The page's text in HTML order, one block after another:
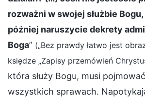
rozważni w swojej służbie
później naruszycie dekrety
Boga” („Bez prawdy łatwo jest
księdze „Zapisy przemówień
która służy Bogu, musi
wszystkich sprawach.